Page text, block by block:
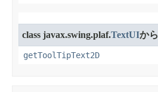
class javax.swing.plaf.TextUIか
getToolTipText2D